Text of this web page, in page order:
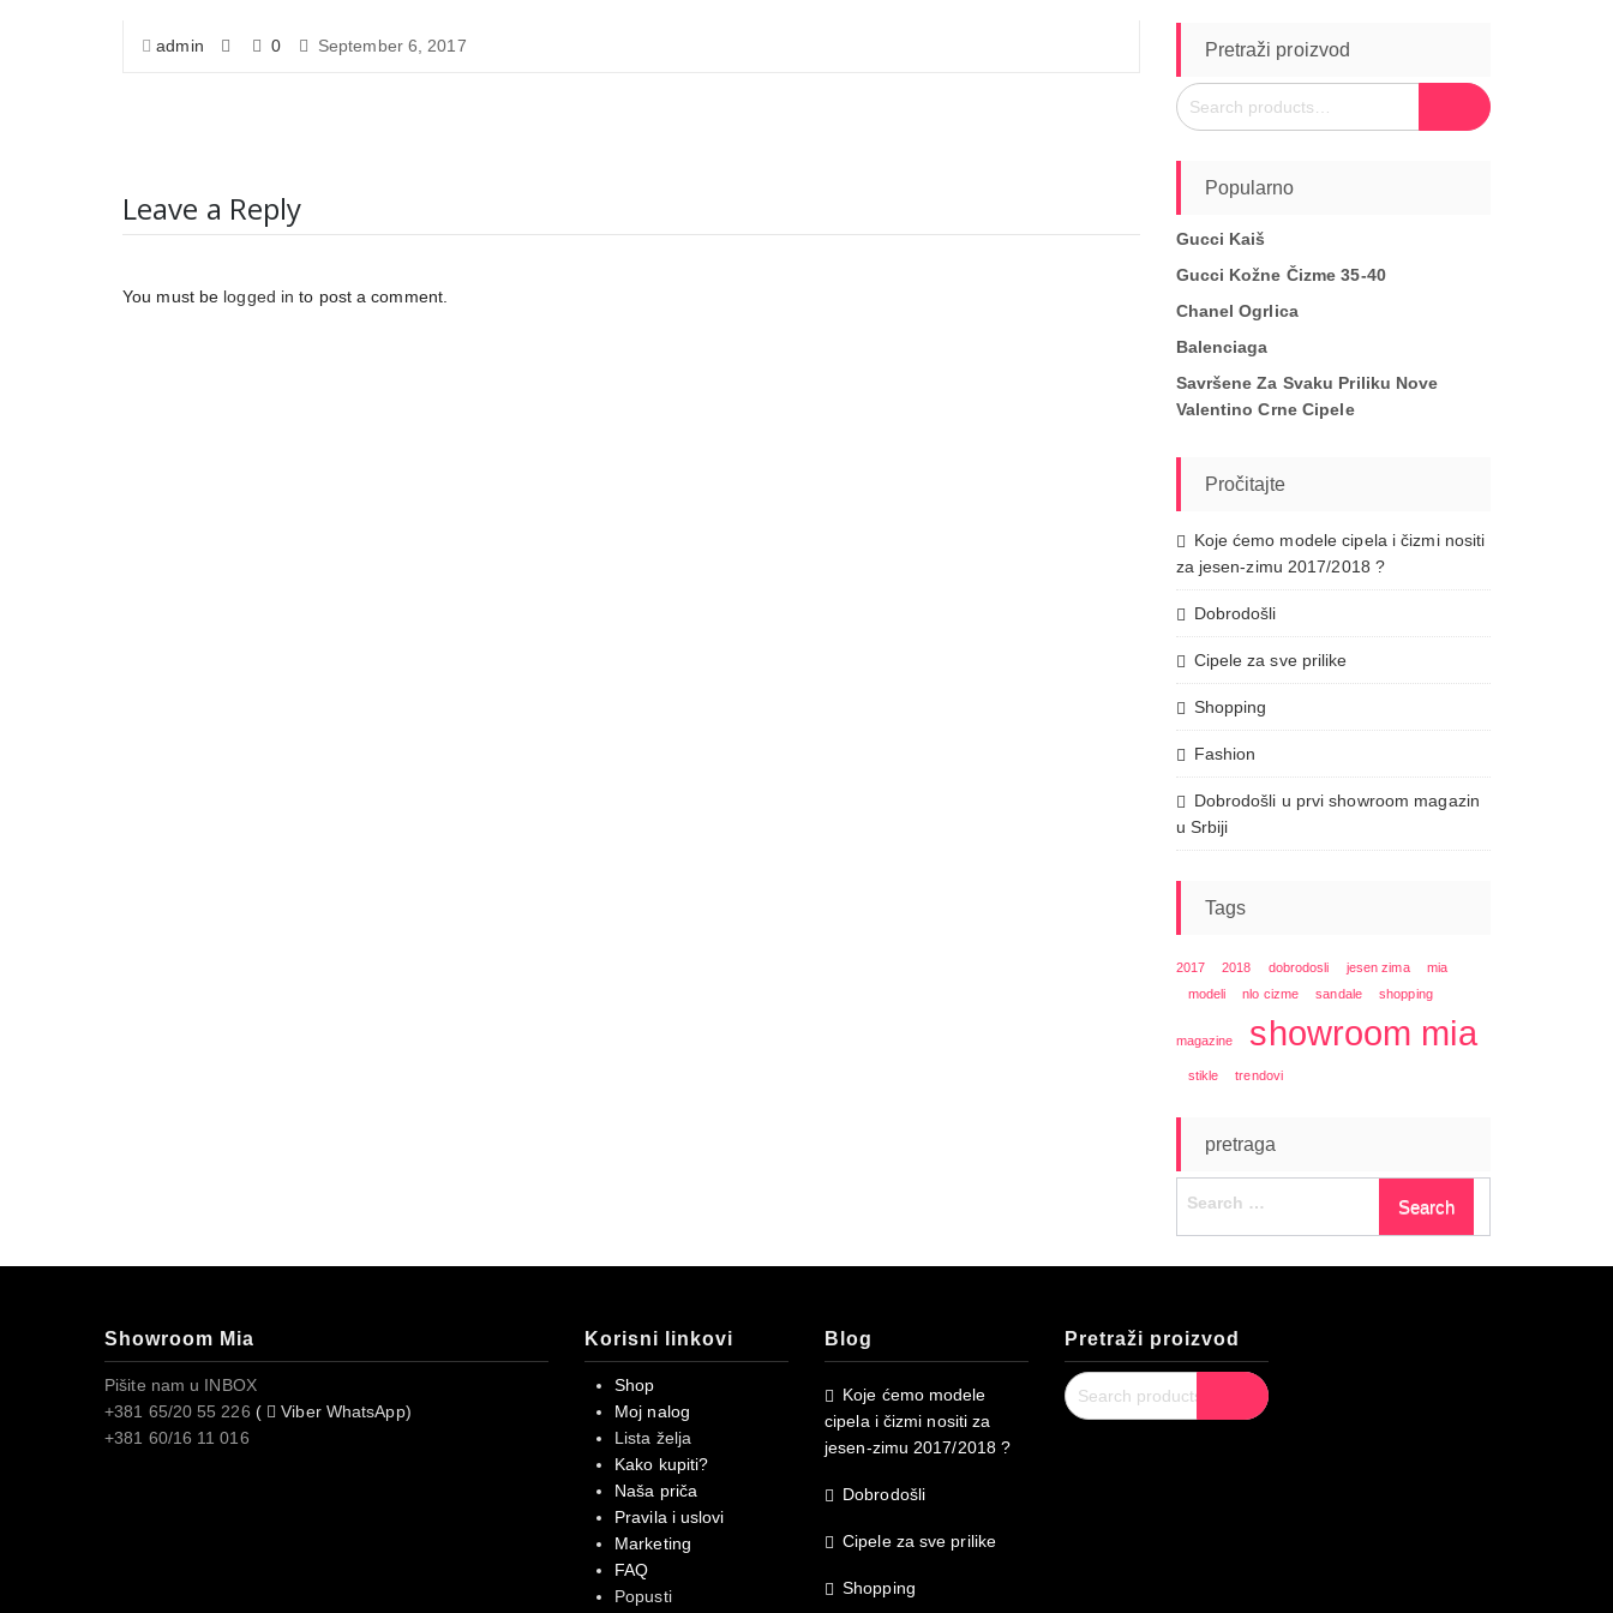
admin 0 September 6, 2017
Leave a Reply
You must be logged in to post a comment.
Pretraži proizvod
Search
for:
Popularno
Gucci Kaiš
Gucci Kožne Čizme 35-40
Chanel Ogrlica
Balenciaga
Savršene Za Svaku Priliku Nove
Valentino Crne Cipele
Pročitajte
Koje ćemo modele cipela i čizmi nositi
za jesen-zimu 2017/2018 ?
Dobrodošli
Cipele za sve prilike
Shopping
Fashion
Dobrodošli u prvi showroom magazin
u Srbiji
Tags
2017 2018 dobrodosli jesen zima
mia
modeli
nlo cizme sandale shopping
magazine showroom mia
stikle trendovi
pretraga
Showroom Mia
Pišite nam u INBOX
+381 65/20 55 226 (
Viber WhatsApp)
+381 60/16 11 016
Korisni linkovi
Shop
Moj nalog
Lista želja
Kako kupiti?
Naša priča
Pravila i uslovi
Marketing
FAQ
Popusti
Blog
Koje ćemo modele
cipela i čizmi nositi za
jesen-zimu 2017/2018 ?
Dobrodošli
Cipele za sve prilike
Shopping
Pretraži proizvod
Search
for: